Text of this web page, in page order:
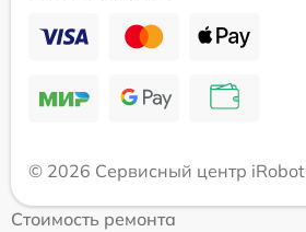
© 2026 Сервисный центр iRobot
Стоимость ремонта